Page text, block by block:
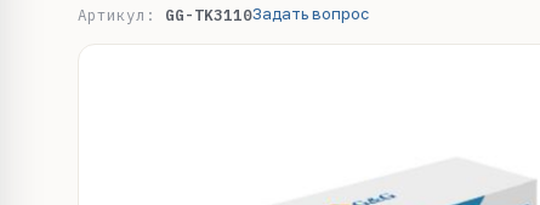
Артикул: GG-TK3110Задать вопрос